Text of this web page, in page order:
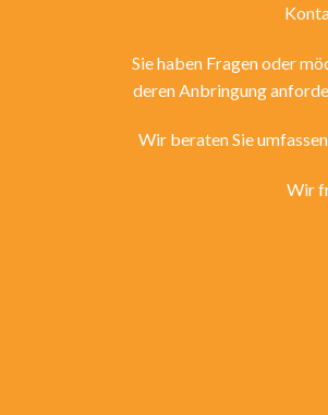
Sie haben Fragen oder
deren Anbringung
Wir beraten Sie
Wir